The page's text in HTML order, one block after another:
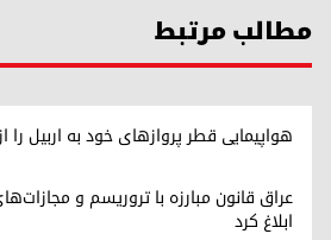
مطالب مرتبط
هواپیمایی قطر پروازهای خود به اربیل را
عراق قانون مبارزه با تروریسم و
ابلاغ کرد